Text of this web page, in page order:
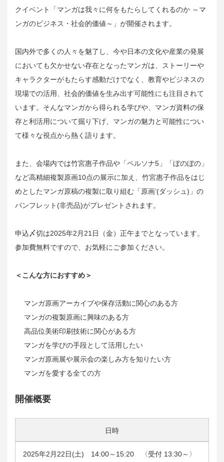
クイベント「マンガは我々に何をもたらしてくれるのか ～マ
ンガのビジネス・社会的価値～」が開催されます。
国内外で多くの人々を魅了し、今や日本の文化や産業の発展
においても欠かせない存在となったマンガは、ストーリーや
キャラクターがもたらす感動だけでなく、教育やビジネスの
現場での活用、社会的価値を生み出す可能性にも注目されて
います。そんなマンガから得られる学びや、マンガ資料の保
存と利活用について掘り下げ、マンガの魅力と可能性につい
て様々な視点から熱く語ります。
また、会場内では竹宮惠子作品や「ペルソナ5」「ぼのぼの」
など高精細複製原画10点の展示に加え、竹宮惠子作品をはじ
めとしたマンガ原稿の複製に取り組む「原画’(ダッシュ)」の
パンフレット(非売品)がプレゼントされます。
申込〆切は2025年2月21日（金）正午までとなっています。
参加費無料ですので、お気軽にご参加ください。
＜こんな方におすすめ＞
マンガ原画アーカイブや保存活動に関心のある方
マンガの複製原画に興味のある方
高品位美術印刷技術に関心がある方
マンガを学びの手段として活用したい
マンガ原画展や展示会の楽しみ方を知りたい方
マンガを愛する全ての方
開催概要
日時
2025年2月22日(土) 14:00～15:20 〈受付 13:30～〉